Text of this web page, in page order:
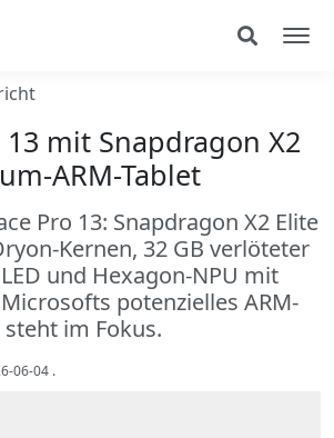
13 mit Snapdragon X2
ARM-Tablet
Pro 13: Snapdragon X2 Elite
Kernen, 32 GB verlöteter
und Hexagon-NPU mit
potenzielles ARM-
im Fokus.
06-04 .